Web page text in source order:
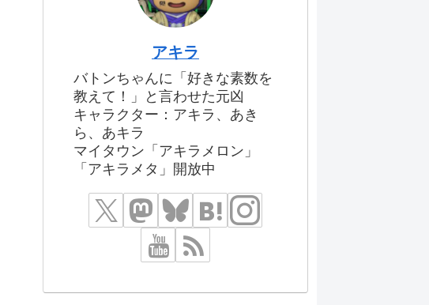
アキラ
バトンちゃんに「好きな素数を
教えて！」と言わせた元凶
キャラクター：アキラ、あき
ら、あキラ
マイタウン「アキラメロン」
「アキラメタ」開放中